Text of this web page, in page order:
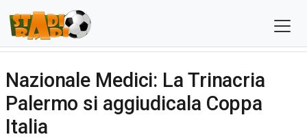
Nazionale Medici: La Trinacria
Palermo si aggiudicala Coppa
Italia